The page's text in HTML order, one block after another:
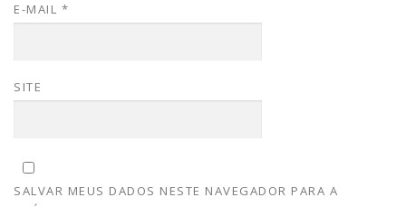
E-MAIL *
SITE
SALVAR MEUS DADOS NESTE NAVEGADOR PARA A